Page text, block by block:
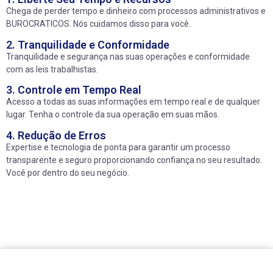
Chega de perder tempo e dinheiro com processos administrativos e
BUROCRATICOS. Nós cuidamos disso para você.
2. Tranquilidade e Conformidade
Tranquilidade e segurança nas suas operações e conformidade
com as leis trabalhistas.
3. Controle em Tempo Real
Acesso a todas as suas informações em tempo real e de qualquer
lugar. Tenha o controle da sua operação em suas mãos.
4. Redução de Erros
Expertise e tecnologia de ponta para garantir um processo
transparente e seguro proporcionando confiança no seu resultado.
Você por dentro do seu negócio.